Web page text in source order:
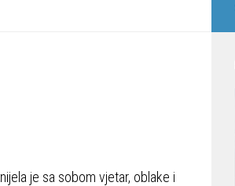
je sa sobom vjetar, oblake i